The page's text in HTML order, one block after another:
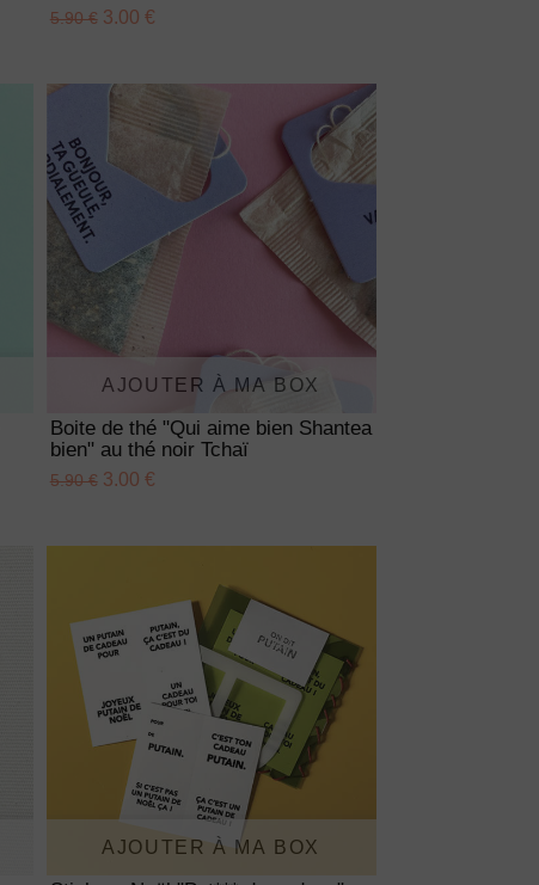
5.90 €3.00 €
AJOUTER À MA BOX
Boite de thé "Qui aime bien Shantea
bien" au thé noir Tchaï
5.90 €3.00 €
AJOUTER À MA BOX